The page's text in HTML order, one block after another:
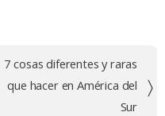
7 cosas diferentes y raras
que hacer en América del
Sur